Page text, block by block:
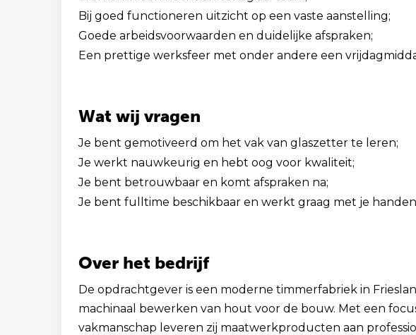
Bij goed functioneren uitzicht op een vaste aanstelling;
Goede arbeidsvoorwaarden en duidelijke afspraken;
Een prettige werksfeer met onder andere een
Wat wij vragen
Je bent gemotiveerd om het vak van glaszetter te leren;
Je werkt nauwkeurig en hebt oog voor kwaliteit;
Je bent betrouwbaar en komt afspraken na;
Je bent fulltime beschikbaar en werkt graag met je
Over het bedrijf
De opdrachtgever is een moderne timmerfabriek in
machinaal bewerken van hout voor de bouw. Met een
vakmanschap leveren zij maatwerkproducten aan